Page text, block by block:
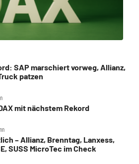
SAP marschiert vorweg, Allianz,
patzen
mit nächstem Rekord
– Allianz, Brenntag, Lanxess,
SUSS MicroTec im Check